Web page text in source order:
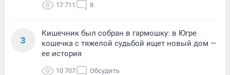
17 711 8
3
Кишечник был собран в гармошку: в Югре
кошечка с тяжелой судьбой ищет новый дом —
ее история
10 707 Обсудить